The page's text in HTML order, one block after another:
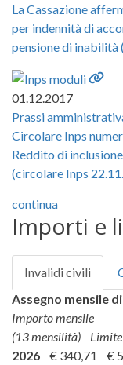
La Cassazione
per indennità di
pensione di inabilità
01.12.2017
Prassi
Circolare Inps
Reddito di
(circolare Inps
continua
Importi e
Invalidi civili
Assegno mensile
Importo mensile
(13 mensilità)
2026 € 340,71 €